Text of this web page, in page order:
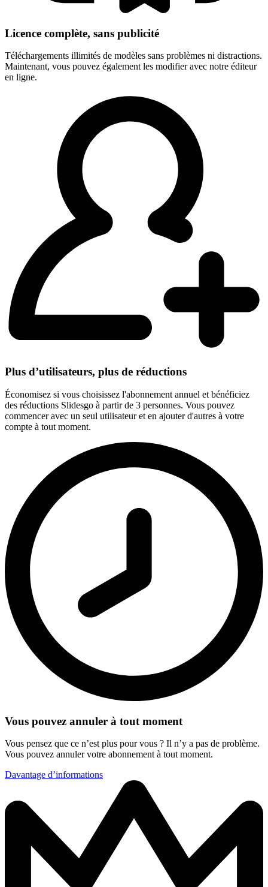
Licence complète, sans publicité
Téléchargements illimités de modèles sans problèmes ni distractions.
Maintenant, vous pouvez également les modifier avec notre éditeur
en ligne.
Plus d’utilisateurs, plus de réductions
Économisez si vous choisissez l'abonnement annuel et bénéficiez
des réductions Slidesgo à partir de 3 personnes. Vous pouvez
commencer avec un seul utilisateur et en ajouter d'autres à votre
compte à tout moment.
Vous pouvez annuler à tout moment
Vous pensez que ce n’est plus pour vous ? Il n’y a pas de problème.
Vous pouvez annuler votre abonnement à tout moment.
Davantage d’informations